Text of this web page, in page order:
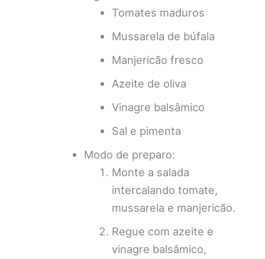
Tomates maduros
Mussarela de búfala
Manjericão fresco
Azeite de oliva
Vinagre balsâmico
Sal e pimenta
Modo de preparo:
Monte a salada
intercalando tomate,
mussarela e manjericão.
Regue com azeite e
vinagre balsâmico,